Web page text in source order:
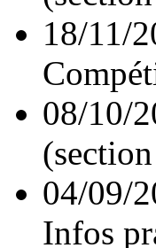
18/11/
08/10/
04/09/
Infos